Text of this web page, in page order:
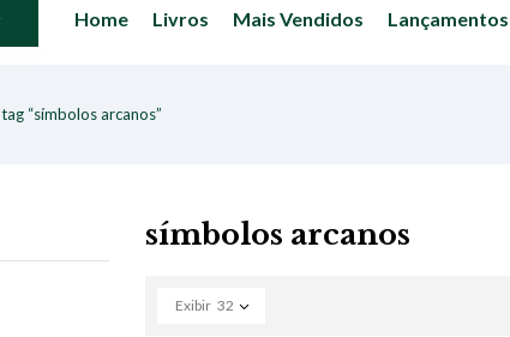
Home Livros Mais Vendidos Lançamentos
“símbolos arcanos”
símbolos arcanos
Exibir 32